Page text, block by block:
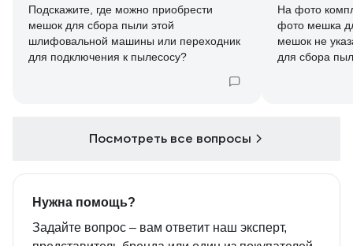
Подскажите, где можно приобрести
мешок для сбора пыли этой
шлифовальной машины или переходник
для подключения к пылесосу?
На фото
фото мешка
мешок не
для сбора
Посмотреть все вопросы
Нужна помощь?
Задайте вопрос – вам ответит наш эксперт,